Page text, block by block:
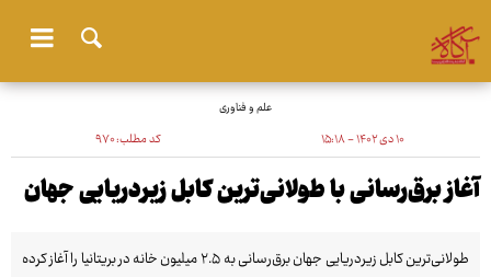
علم و فناوری
۱۰ دی ۱۴۰۲ - ۱۵:۱۸ کد مطلب:۹۷۰
آغاز برق‌رسانی با طولانی‌ترین کابل زیردریایی جهان
طولانی‌ترین کابل زیردریایی جهان برق‌رسانی به ۲.۵ میلیون خانه در بریتانیا را آغاز کرده